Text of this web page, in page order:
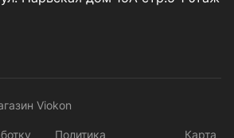
Viokon
Политика Карта